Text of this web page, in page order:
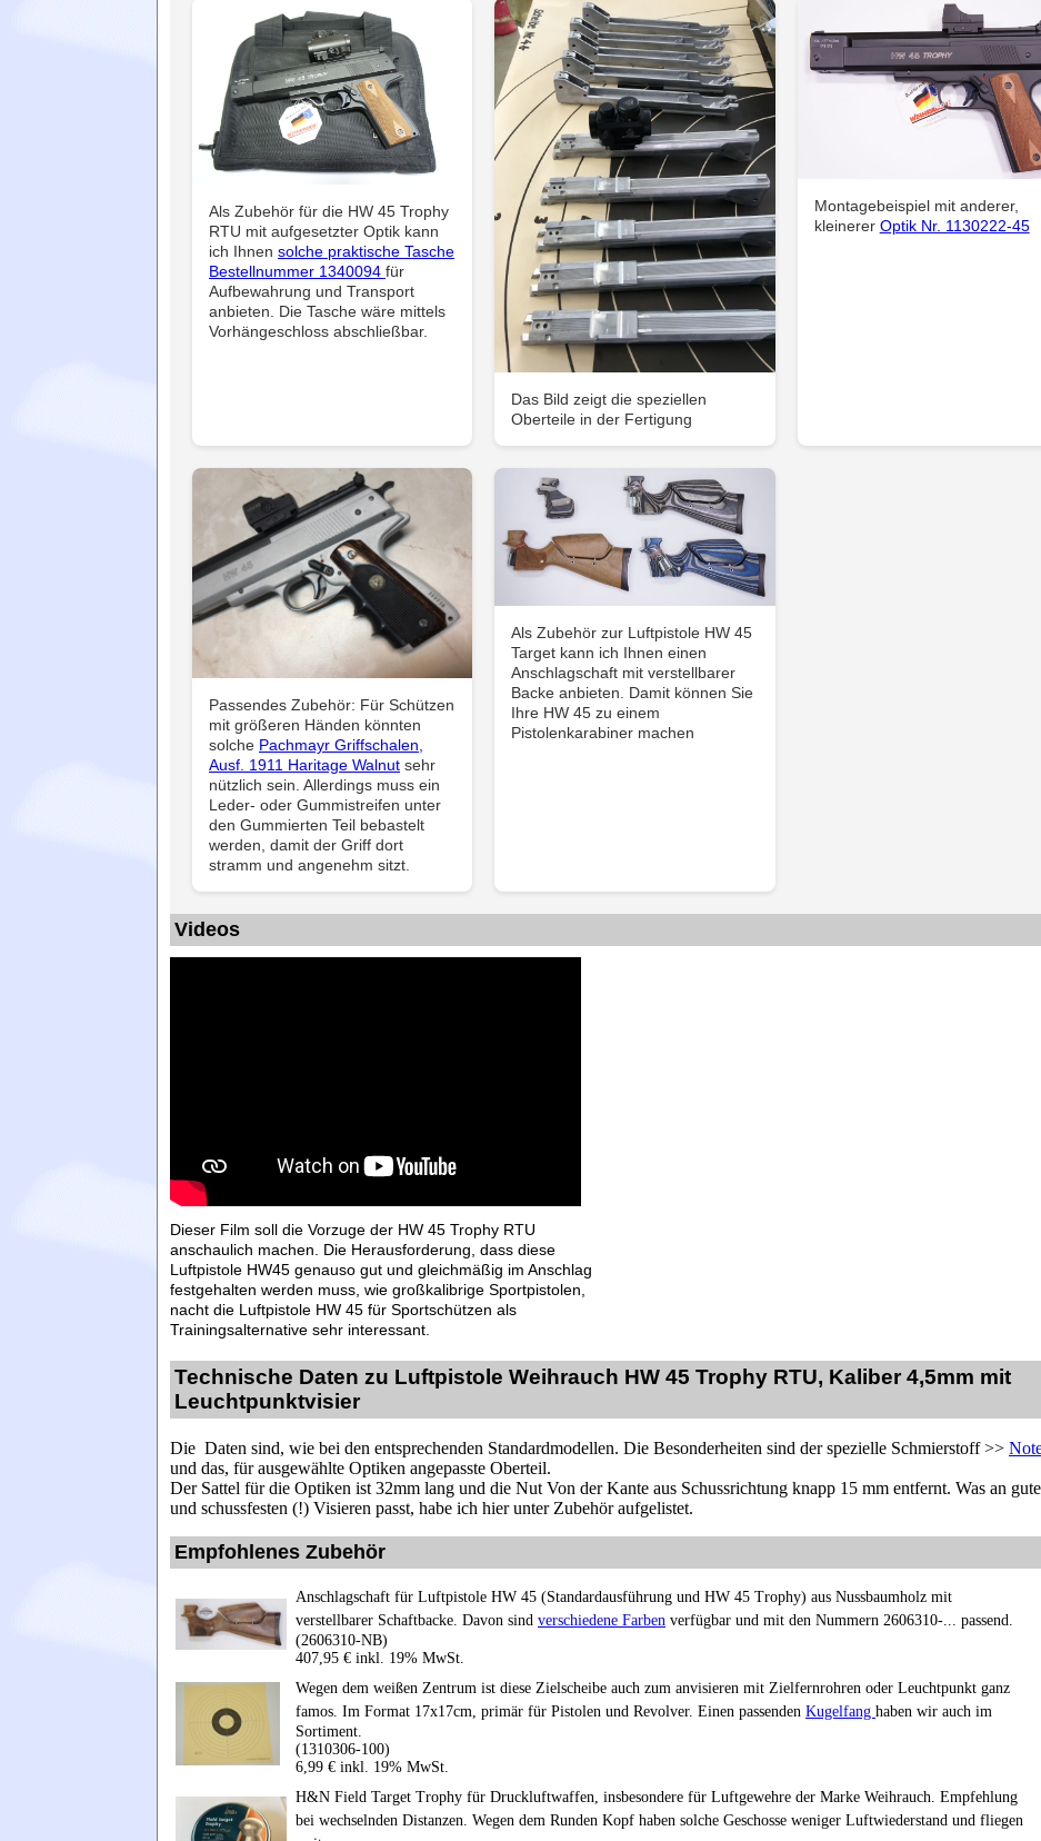
Als Zubehör für die HW 45 Trophy
RTU mit aufgesetzter Optik kann
ich Ihnen solche praktische Tasche
Bestellnummer 1340094 für
Aufbewahrung und Transport
anbieten. Die Tasche wäre mittels
Vorhängeschloss abschließbar.
Das Bild zeigt die speziellen
Oberteile in der Fertigung
Montagebeispiel mit anderer,
kleinerer Optik Nr. 1130222-45
Passendes Zubehör: Für Schützen
mit größeren Händen könnten
solche Pachmayr Griffschalen,
Ausf. 1911 Haritage Walnut sehr
nützlich sein. Allerdings muss ein
Leder- oder Gummistreifen unter
den Gummierten Teil bebastelt
werden, damit der Griff dort
stramm und angenehm sitzt.
Als Zubehör zur Luftpistole HW 45
Target kann ich Ihnen einen
Anschlagschaft mit verstellbarer
Backe anbieten. Damit können Sie
Ihre HW 45 zu einem
Pistolenkarabiner machen
Videos
Dieser Film soll die Vorzuge der HW 45 Trophy RTU
anschaulich machen. Die Herausforderung, dass diese
Luftpistole HW45 genauso gut und gleichmäßig im Anschlag
festgehalten werden muss, wie großkalibrige Sportpistolen,
nacht die Luftpistole HW 45 für Sportschützen als
Trainingsalternative sehr interessant.
Technische Daten zu Luftpistole Weihrauch HW 45 Trophy RTU, Kaliber 4,5mm mit
Leuchtpunktvisier
Die Daten sind, wie bei den entsprechenden Standardmodellen. Die Besonderheiten sind der spezielle Schmierstoff >>
und das, für ausgewählte Optiken angepasste Oberteil.
Der Sattel für die Optiken ist 32mm lang und die Nut Von der Kante aus Schussrichtung knapp 15 mm entfernt. Was an
und schussfesten (!) Visieren passt, habe ich hier unter Zubehör aufgelistet.
Empfohlenes Zubehör
Anschlagschaft für Luftpistole HW 45 (Standardausführung und HW 45 Trophy) aus Nussbaumholz mit
verstellbarer Schaftbacke. Davon sind verschiedene Farben verfügbar und mit den Nummern 2606310-... passend.
(2606310-NB)
407,95 € inkl. 19% MwSt.
Wegen dem weißen Zentrum ist diese Zielscheibe auch zum anvisieren mit Zielfernrohren oder Leuchtpunkt ganz
famos. Im Format 17x17cm, primär für Pistolen und Revolver. Einen passenden Kugelfang haben wir auch im
Sortiment.
(1310306-100)
6,99 € inkl. 19% MwSt.
H&N Field Target Trophy für Druckluftwaffen, insbesondere für Luftgewehre der Marke Weihrauch. Empfehlung
bei wechselnden Distanzen. Wegen dem Runden Kopf haben solche Geschosse weniger Luftwiederstand und fliegen